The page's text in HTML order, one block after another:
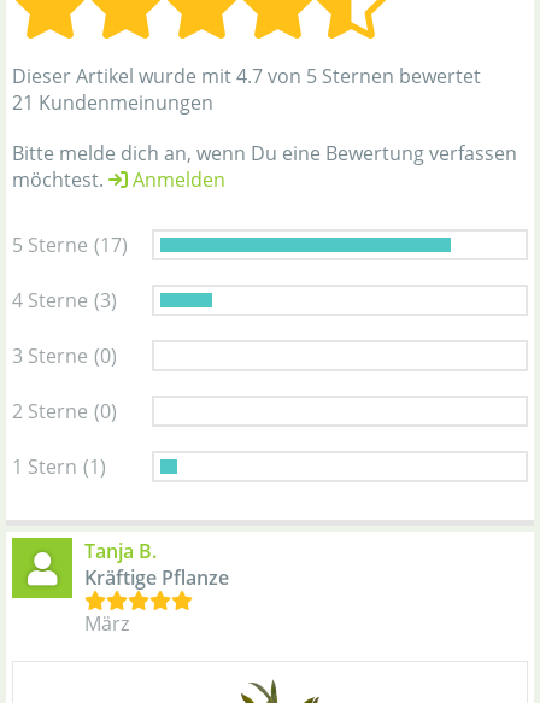
Dieser Artikel wurde mit 4.7 von 5 Sternen bewertet
21 Kundenmeinungen
Bitte melde dich an, wenn Du eine Bewertung verfassen
möchtest.
Anmelden
5 Sterne (17)
4 Sterne (3)
3 Sterne (0)
2 Sterne (0)
1 Stern (1)
Tanja B.
Kräftige Pflanze
März